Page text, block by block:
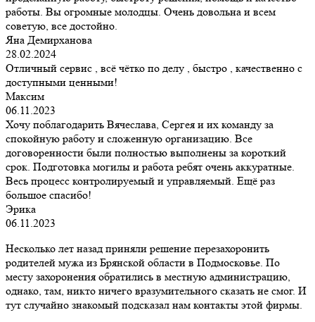
работы. Вы огромные молодцы. Очень довольна и всем
советую, все достойно.
Яна Демирханова
28.02.2024
Отличный сервис , всё чётко по делу , быстро , качественно с
доступными ценными!
Максим
06.11.2023
Хочу поблагодарить Вячеслава, Сергея и их команду за
спокойную работу и сложенную организацию. Все
договоренности были полностью выполнены за короткий
срок. Подготовка могилы и работа ребят очень аккуратные.
Весь процесс контролируемый и управляемый. Ещё раз
большое спасибо!
Эрика
06.11.2023
Несколько лет назад приняли решение перезахоронить
родителей мужа из Брянской области в Подмосковье. По
месту захоронения обратились в местную администрацию,
однако, там, никто ничего вразумительного сказать не смог. И
тут случайно знакомый подсказал нам контакты этой фирмы.